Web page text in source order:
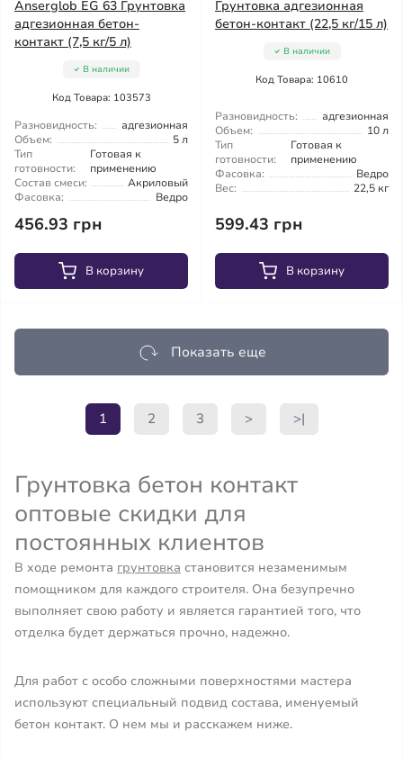
Anserglob EG 63 Грунтовка
адгезионная бетон-
контакт (7,5 кг/5 л)
В наличии
Код Товара: 103573
Разновидность:
адгезионная
Объем:
5 л
Тип
готовности:
Готовая к
применению
Состав смеси:
Акриловый
Фасовка:
Ведро
456.93 грн
В корзину
Грунтовка адгезионная
бетон-контакт (22,5 кг/15 л)
В наличии
Код Товара: 10610
Разновидность:
адгезионная
Объем:
10 л
Тип
готовности:
Готовая к
применению
Фасовка:
Ведро
Вес:
22,5 кг
599.43 грн
В корзину
Показать еще
1 2 3 > >|
Грунтовка бетон контакт
оптовые скидки для
постоянных клиентов
В ходе ремонта грунтовка становится незаменимым
помощником для каждого строителя. Она безупречно
выполняет свою работу и является гарантией того, что
отделка будет держаться прочно, надежно.
Для работ с особо сложными поверхностями мастера
используют специальный подвид состава, именуемый
бетон контакт. О нем мы и расскажем ниже.